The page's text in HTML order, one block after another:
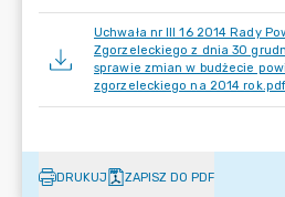
Uchwała nr III 16 2014 Rady
Zgorzeleckiego z dnia 30
sprawie zmian w budżecie
zgorzeleckiego na 2014 rok.pdf
DRUKUJ ZAPISZ DO PDF